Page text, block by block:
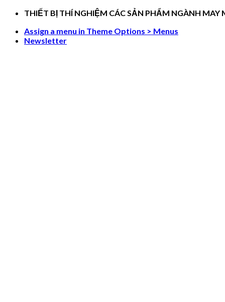
Skip
content
THIẾT BỊ THÍ NGHIỆM CÁC SẢN PHẨM NGÀNH MAY
Assign a menu in Theme Options > Menus
Newsletter